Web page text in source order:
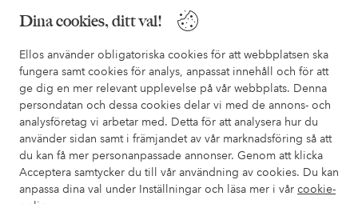
Dina cookies, ditt val!
Ellos använder obligatoriska cookies för att webbplatsen ska
fungera samt cookies för analys, anpassat innehåll och för att
ge dig en mer relevant upplevelse på vår webbplats. Denna
persondatan och dessa cookies delar vi med de annons- och
analysföretag vi arbetar med. Detta för att analysera hur du
använder sidan samt i främjandet av vår marknadsföring så att
du kan få mer personanpassade annonser. Genom att klicka
Acceptera samtycker du till vår användning av cookies. Du kan
anpassa dina val under Inställningar och läsa mer i vår cookie-
I vår FAQ hittar du svaren på de vanligaste frågorna. Här finns
också information om hur du enklast kontaktar oss.
Kundservice Beställning Betalsätt
Mina sidor